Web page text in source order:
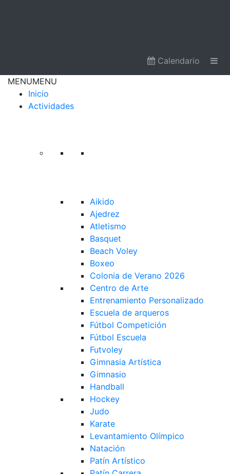
Calendario
MENUMENU
Inicio
Actividades
Aikido
Ajedrez
Atletismo
Basquet
Beach Voley
Boxeo
Colonia de Verano 2026
Centro de Arte
Entrenamiento Personalizado
Escuela de arqueros
Fútbol Competición
Fútbol Escuela
Futvoley
Gimnasia Artística
Gimnasio
Handball
Hockey
Judo
Karate
Levantamiento Olímpico
Natación
Patín Artístico